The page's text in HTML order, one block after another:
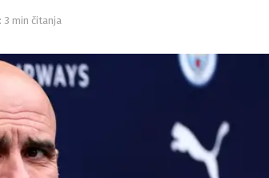
3 min čitanja